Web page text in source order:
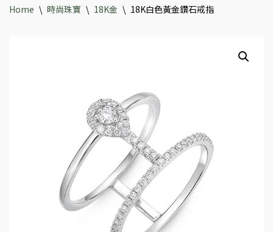
Home \ 時尚珠寶 \ 18K金 \ 18K白色黃金鑽石戒指